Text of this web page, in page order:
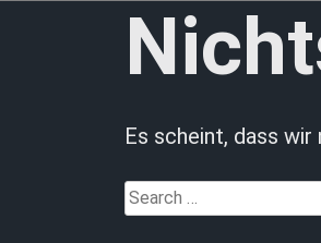
Es scheint, dass
Search
for: